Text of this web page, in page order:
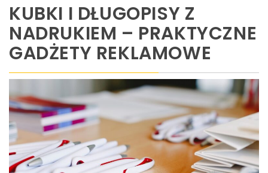
KUBKI I DŁUGOPISY Z
NADRUKIEM – PRAKTYCZNE
GADŻETY REKLAMOWE